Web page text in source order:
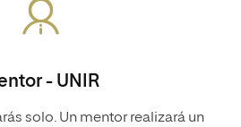
- UNIR
solo. Un mentor realizará un